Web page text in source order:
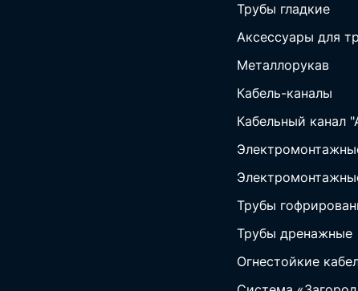
Трубы гладкие
Аксессуары для
Металлорукав
Кабель-каналы
Кабельный канал
Трубы
Трубы дренажные
Огнестойкие